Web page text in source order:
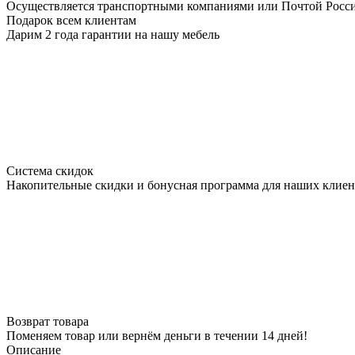
Осуществляется транспортными компаниями или Почтой
Подарок всем клиентам
Дарим 2 года гарантии на нашу мебель
Система скидок
Накопительные скидки и бонусная программа для наших
Возврат товара
Поменяем товар или вернём деньги в течении 14 дней!
Описание